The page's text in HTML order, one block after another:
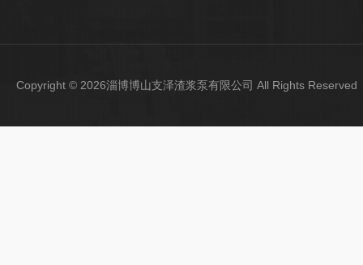
Copyright © 2026淄博博山支泽渣浆泵有限公司 All Rights